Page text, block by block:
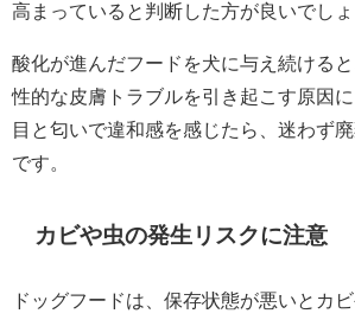
高まっていると判断した方が良いでしょ
酸化が進んだフードを犬に与え続ける
性的な皮膚トラブルを引き起こす原因
目と匂いで違和感を感じたら、迷わず
です。
カビや虫の発生リスクに注意
ドッグフードは、保存状態が悪いとカ